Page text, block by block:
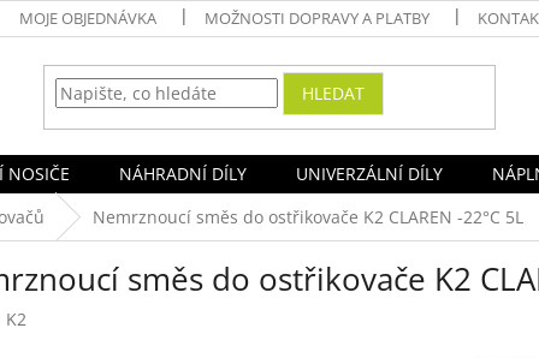
MOJE OBJEDNÁVKA MOŽNOSTI DOPRAVY A PLATBY
HLEDAT
NOSIČE NÁHRADNÍ DÍLY UNIVERZÁLNÍ DÍLY
Nemrznoucí směs do ostřikovače K2 CLAREN -22°C 5L
směs do ostřikovače K2
K2